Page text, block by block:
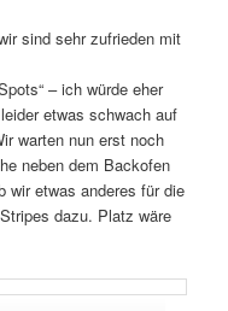
sind sehr zufrieden mit
– ich würde eher
etwas schwach auf
warten nun erst noch
neben dem Backofen
wir etwas anderes für die
dazu. Platz wäre